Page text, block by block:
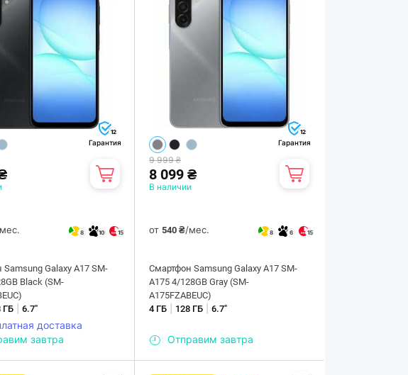
12
Гарантия
8 10 15
Galaxy A17 SM-
Black (SM-
ГБ |6.7"
доставка
завтра
12
Гарантия
9 999 ₴
8 099 ₴
В наличии
от540 ₴/мес. 8 6 15
Смартфон Samsung Galaxy A17 SM-
A175 4/128GB Gray (SM-
A175FZABEUC)
4 ГБ
128 ГБ |6.7"
Отправим завтра